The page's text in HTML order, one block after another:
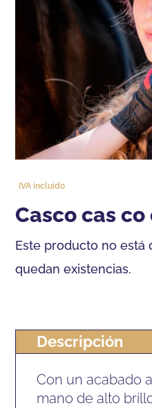
IVA incluido
casco cas
Este producto no está
quedan existencias.
Descripción
Con un acabado
mano de alto